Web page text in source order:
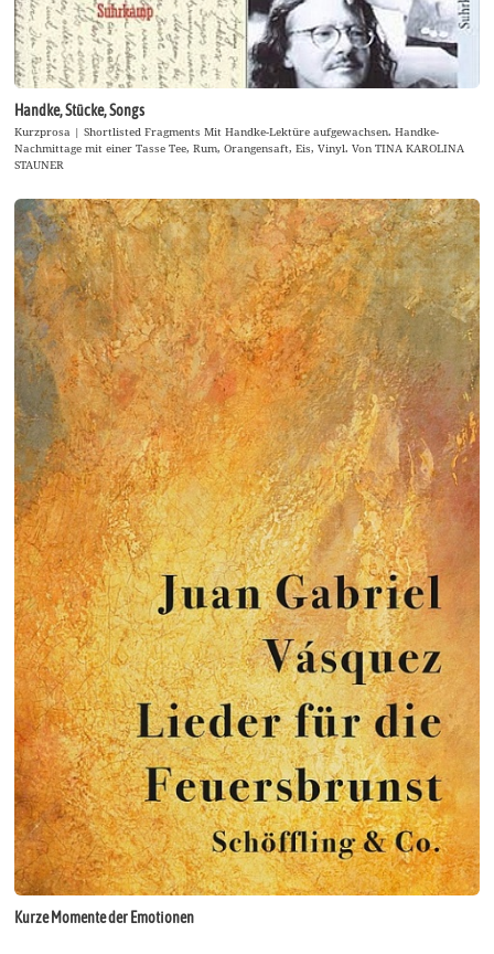
Handke, Stücke, Songs
Kurzprosa | Shortlisted Fragments Mit Handke-Lektüre aufgewachsen. Handke-
Nachmittage mit einer Tasse Tee, Rum, Orangensaft, Eis, Vinyl. Von TINA KAROLINA
STAUNER
Kurze Momente der Emotionen